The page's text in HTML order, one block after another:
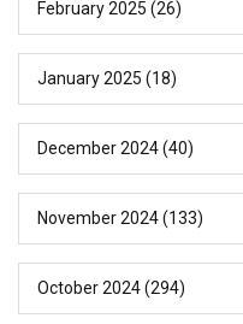
February 2025 (26)
January 2025 (18)
December 2024(40)
November 2024(133)
October 2024(294)